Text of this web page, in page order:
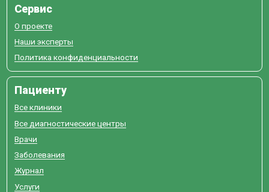
Сервис
О проекте
Наши эксперты
Политика конфиденциальности
Пациенту
Все клиники
Все диагностические центры
Врачи
Заболевания
Журнал
Услуги